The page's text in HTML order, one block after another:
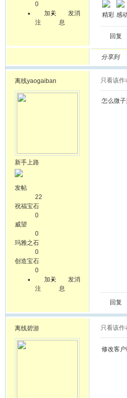
0
加关
注
发消
息
精彩 感
回复
分享到
离线yaogaiban
新手上路
发帖
22
祝福宝石
0
威望
0
玛雅之石
0
创造宝石
0
加关
注
发消
息
只看该作
怎么微
回复
离线碧游 只看该作
修改客